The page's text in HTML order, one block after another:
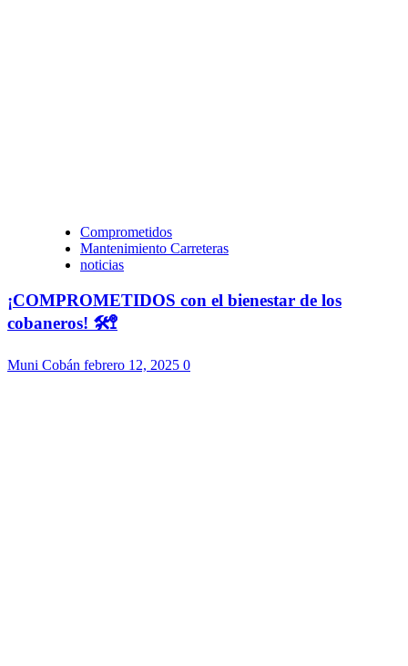
Comprometidos
Mantenimiento Carreteras
noticias
¡COMPROMETIDOS con el bienestar de los
cobaneros! 🛠️🚏
Muni Cobán febrero 12, 2025 0